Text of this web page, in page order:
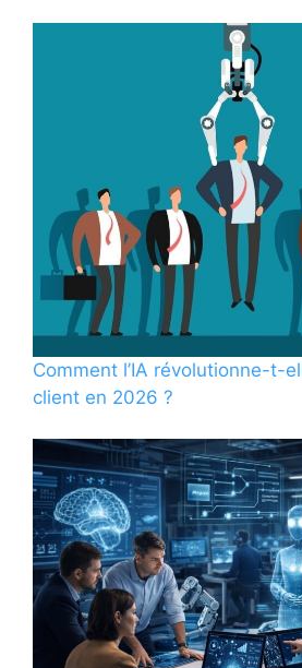
Comment l’IA révolutionne-t-
client en 2026 ?